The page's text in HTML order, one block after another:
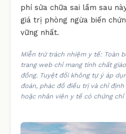
phí sửa chữa sai lầm sau
giá trị phòng ngừa biến
vững nhất.
Miễn trừ trách nhiệm y tế: Toàn
trang web chỉ mang tính chất
đồng. Tuyệt đối không tự ý áp
đoán, phác đồ điều trị và chỉ
hoặc nhân viên y tế có chứng chỉ